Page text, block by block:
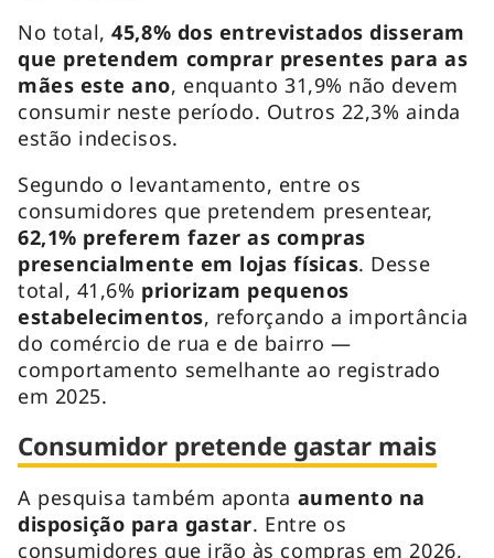
No total,45,8% dos entrevistados disseram
que pretendem comprar presentes para as
mães este ano, enquanto 31,9% não devem
consumir neste período. Outros 22,3% ainda
estão indecisos.
Segundo o levantamento, entre os
consumidores que pretendem presentear,
62,1% preferem fazer as compras
presencialmente em lojas físicas. Desse
total, 41,6% priorizam pequenos
estabelecimentos, reforçando a importância
do comércio de rua e de bairro —
comportamento semelhante ao registrado
em 2025.
Consumidor pretende gastar mais
A pesquisa também aponta aumento na
disposição para gastar. Entre os
consumidores que irão às compras em 2026,